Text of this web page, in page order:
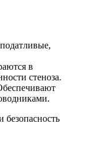
в
стеноза.
безопасность